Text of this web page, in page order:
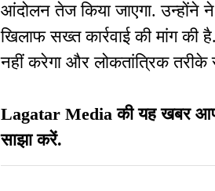
आंदोलन तेज किया जाएगा. उन्होंने
खिलाफ सख्त कार्रवाई की मांग की
नहीं करेगा और लोकतांत्रिक
Lagatar Media की यह खबर
साझा करें.